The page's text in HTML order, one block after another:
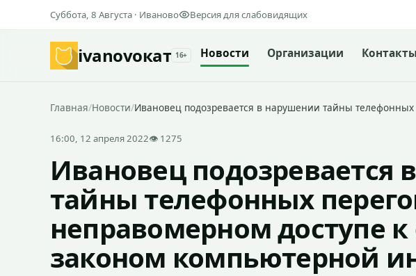
Суббота, 8 Августа · Иваново Версия для слабовидящих
ivanovoкат 16+ Новости Организации Контакты
Главная/Новости/Ивановец подозревается в нарушении тайны
16:00, 12 апреля 2022👁 1275
Ивановец подозревается
тайны телефонных
неправомерном доступе
законом компьютерной